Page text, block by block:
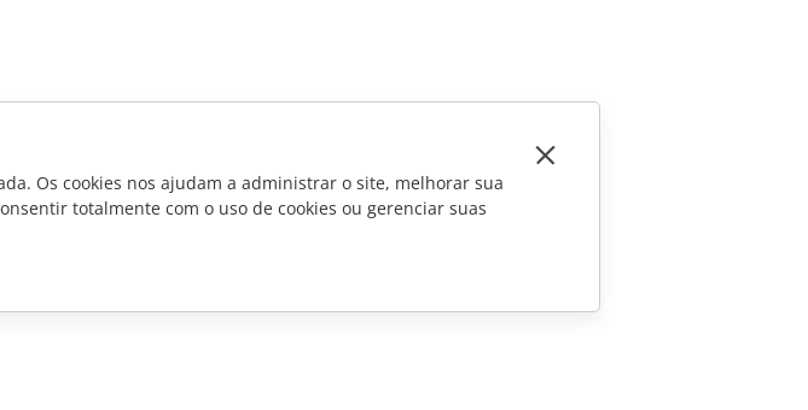
Os cookies nos ajudam a administrar o site, melhorar sua
totalmente com o uso de cookies ou gerenciar suas